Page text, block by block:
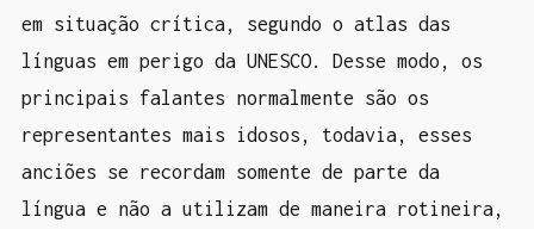
em situação crítica, segundo o atlas das
línguas em perigo da UNESCO. Desse modo, os
principais falantes normalmente são os
representantes mais idosos, todavia, esses
anciões se recordam somente de parte da
língua e não a utilizam de maneira rotineira,